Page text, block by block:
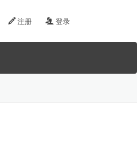
注册 登录